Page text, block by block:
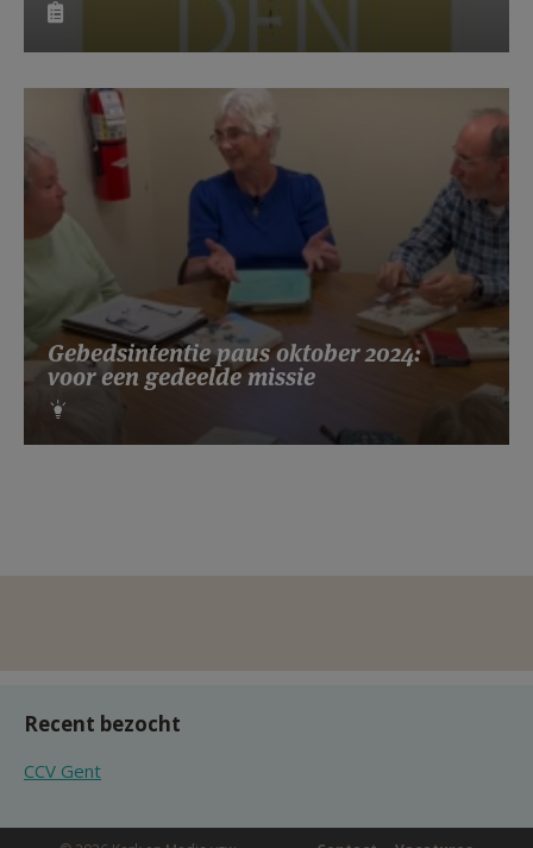
Gebedsintentie paus oktober 2024:
voor een gedeelde missie
Recent bezocht
CCV Gent